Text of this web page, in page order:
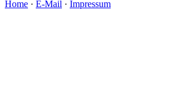
Home · E-Mail · Impressum